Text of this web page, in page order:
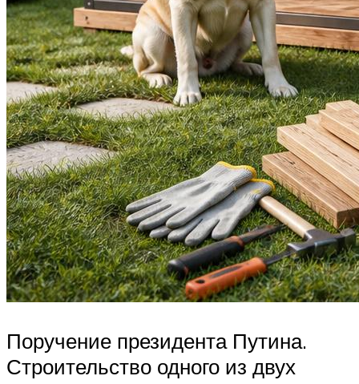
Поручение президента Путина.
Строительство одного из двух